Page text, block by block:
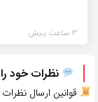
3 ساعت پیش
نظرات خود
قوانین ارسال نظرات